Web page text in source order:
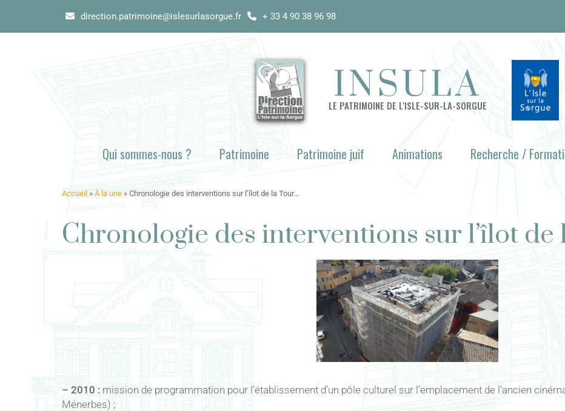
direction.patrimoine@islesurlasorgue.fr + 33 4 90 38 96 98
INSULA
LE PATRIMOINE DE L'ISLE-SUR-LA-SORGUE
Qui sommes-nous ? Patrimoine Patrimoine juif Animations Recherche /
Accueil » À la une » Chronologie des interventions sur l’îlot de la Tour...
Chronologie des interventions sur l’îlot de
– 2010 : mission de programmation pour l’établissement d’un pôle culturel sur l’emplacement de l’ancien
Ménerbes) ;